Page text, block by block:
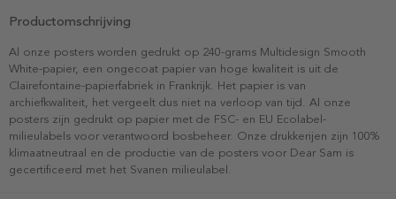
Productomschrijving
Al onze posters worden gedrukt op 240-grams Multidesign Smooth
White-papier, een ongecoat papier van hoge kwaliteit is uit de
Clairefontaine-papierfabriek in Frankrijk. Het papier is van
archiefkwaliteit, het vergeelt dus niet na verloop van tijd. Al onze
posters zijn gedrukt op papier met de FSC- en EU Ecolabel-
milieulabels voor verantwoord bosbeheer. Onze drukkerijen zijn 100%
klimaatneutraal en de productie van de posters voor Dear Sam is
gecertificeerd met het Svanen milieulabel.